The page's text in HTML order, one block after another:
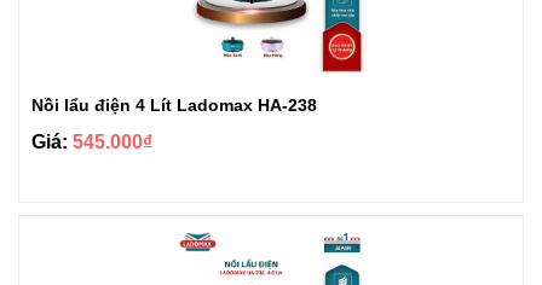
Nồi lẩu điện 4 Lít Ladomax HA-238
Giá: 545.000₫